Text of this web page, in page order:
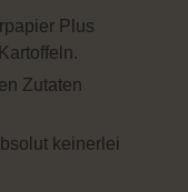
Plus
Zutaten
keinerlei